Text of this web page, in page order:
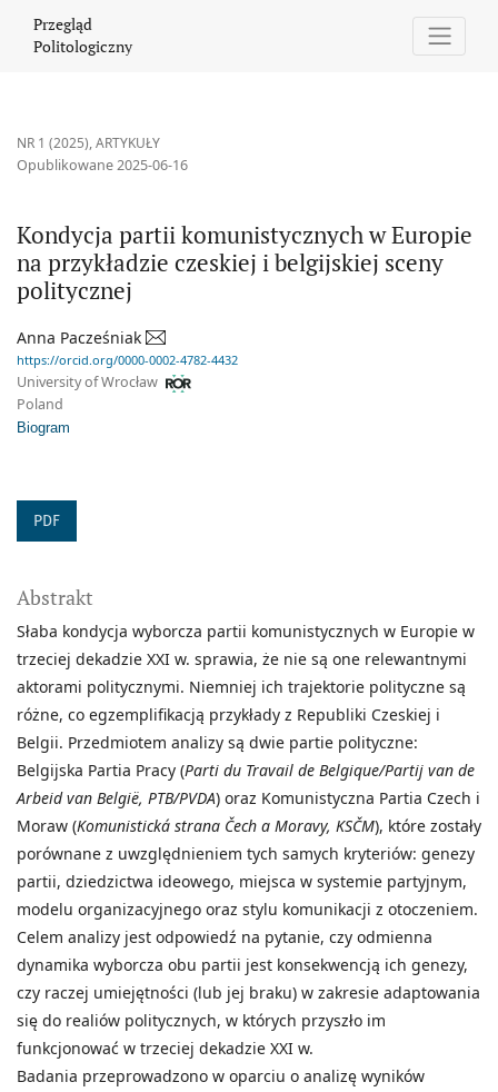
Przegląd
Politologiczny
NR 1 (2025),ARTYKUŁY
Kondycja partii komunistycznych w Europie
na przykładzie czeskiej i belgijskiej sceny
politycznej
Opublikowane 2025-06-16
Anna Pacześniak
https://orcid.org/0000-0002-4782-4432
University of Wrocław
Poland
Biogram
PDF
Abstrakt
Słaba kondycja wyborcza partii komunistycznych w Europie w
trzeciej dekadzie XXI w. sprawia, że nie są one relewantnymi
aktorami politycznymi. Niemniej ich trajektorie polityczne są
różne, co egzemplifikacją przykłady z Republiki Czeskiej i
Belgii. Przedmiotem analizy są dwie partie polityczne:
Belgijska Partia Pracy (Parti du Travail de Belgique/Partij van de
Arbeid van België, PTB/PVDA) oraz Komunistyczna Partia Czech i
Moraw (Komunistická strana Čech a Moravy, KSČM), które zostały
porównane z uwzględnieniem tych samych kryteriów: genezy
partii, dziedzictwa ideowego, miejsca w systemie partyjnym,
modelu organizacyjnego oraz stylu komunikacji z otoczeniem.
Celem analizy jest odpowiedź na pytanie, czy odmienna
dynamika wyborcza obu partii jest konsekwencją ich genezy,
czy raczej umiejętności (lub jej braku) w zakresie adaptowania
się do realiów politycznych, w których przyszło im
funkcjonować w trzeciej dekadzie XXI w.
Badania przeprowadzono w oparciu o analizę wyników